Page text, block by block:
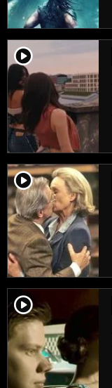
player2
player2
player2